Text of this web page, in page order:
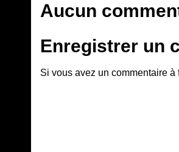
Aucun
Enregistrer un
Si vous avez un commentaire